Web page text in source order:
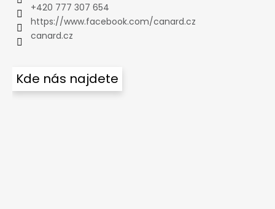
+420 777 307 654
https://www.facebook.com/canard.cz
canard.cz
Kde nás najdete